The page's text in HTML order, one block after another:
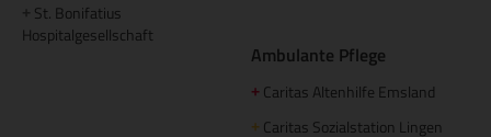
St. Bonifatius
Hospitalgesellschaft
Ambulante Pflege
+ Caritas Altenhilfe Emsland
+ Caritas Sozialstation Lingen